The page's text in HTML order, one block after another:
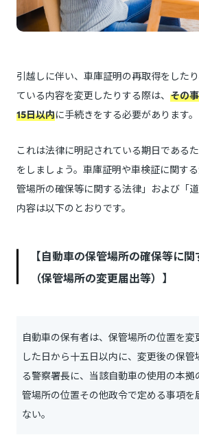
引越しに伴い、車庫証明の再取得をした
ている内容を変更したりする際は、 その
15日以内に手続きをする必要があります。
これは法律に明記されている期日である
をしましょう。車庫証明や車検証に関す
管場所の確保等に関する法律」および「
内容は以下のとおりです。
【自動車の保管場所の確保等に
（保管場所の変更届出等）】
自動車の保有者は、保管場所の位置を
した日から十五日以内に、変更後の保
る警察署長に、当該自動車の使用の本拠
管場所の位置その他政令で定める事項を
ない。